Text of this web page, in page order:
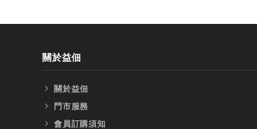
關於益佃
關於益佃
門市服務
會員訂購須知